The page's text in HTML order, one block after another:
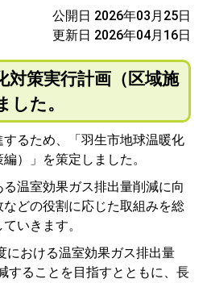
公開日 2026年03月25日
更新日 2026年04月16日
対策実行計画（区域施
した。
るため、「羽生市地球温暖化
）」を策定しました。
温室効果ガス排出量削減に向
どの役割に応じた取組みを総
いきます。
おける温室効果ガス排出量
することを目指すとともに、長